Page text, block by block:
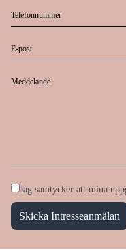
Jag samtycker att mina